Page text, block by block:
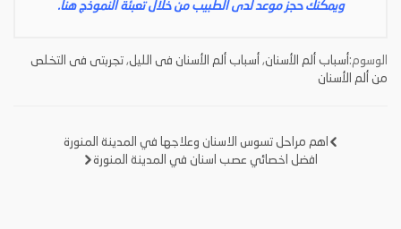
ويمكنك حجز موعد لدى الطبيب من خلال تعبئة النموذجهنا.
الوسوم: أسباب ألم الأسنان, أسباب ألم الأسنان فى الليل, تجربتى فى التخلص
من ألم الأسنان
تصفّحاهم مراحل تسوس الاسنان وعلاجها في المدينة المنورة
افضل اخصائي عصب اسنان في المدينة المنورة